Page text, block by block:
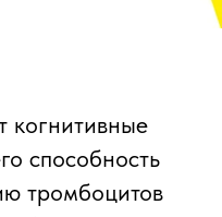
когнитивные
способность
тромбоцитов